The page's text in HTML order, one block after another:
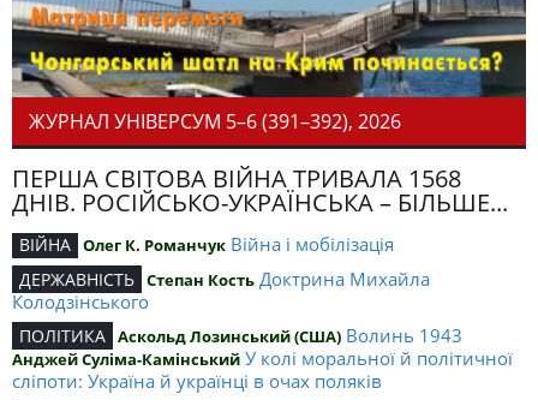
ЖУРНАЛ УНІВЕРСУМ 5–6 (391–392), 2026
ПЕРША СВІТОВА ВІЙНА ТРИВАЛА 1568
ДНІВ. РОСІЙСЬКО-УКРАЇНСЬКА – БІЛЬШЕ...
ВІЙНА Олег К. Романчук Війна і мобілізація
ДЕРЖАВНІСТЬ Степан Кость Доктрина Михайла
Колодзінського
ПОЛІТИКА Аскольд Лозинський (США) Волинь 1943
Анджей Суліма-Камінський У колі моральної й політичної
сліпоти: Україна й українці в очах поляків